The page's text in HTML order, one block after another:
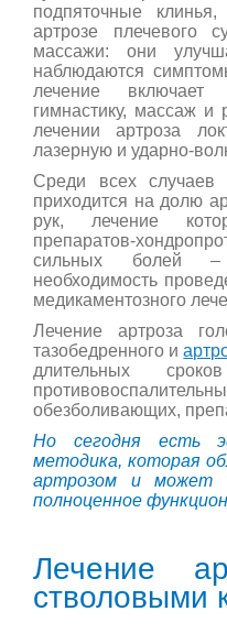
подпяточные
артрозе плечевого
массажи: они
наблюдаются
лечение включает
гимнастику, массаж и
лечении артроза
лазерную и ударно-
Среди всех случаев
приходится на долю
рук, лечение
препаратов-
сильных болей –
необходимость
медикаментозного
Лечение артроза
тазобедренного и
длительных
обезболивающих,
Но сегодня есть
методика, которая
артрозом и может
полноценное
Лечение
стволовыми